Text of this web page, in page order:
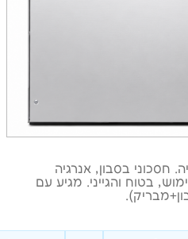
בסבון, אנרגיה
והגייני. מגיע עם